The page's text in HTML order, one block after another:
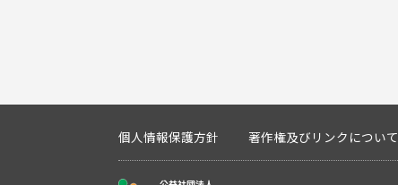
個人情報保護方針 著作権及びリンクについて